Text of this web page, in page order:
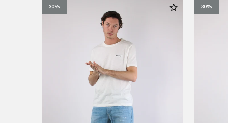
30% 30%